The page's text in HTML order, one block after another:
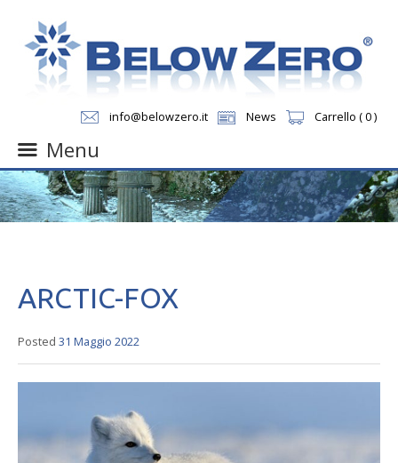
info@belowzero.it News Carrello ( 0 )
Menu
Skip
to
content
ARCTIC-FOX
Posted 31 Maggio 2022